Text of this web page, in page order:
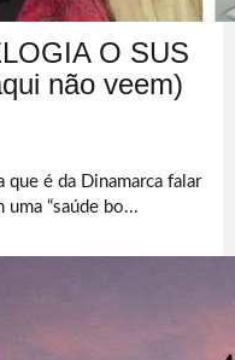
O SUS
não veem)
é da Dinamarca falar
“saúde bo...